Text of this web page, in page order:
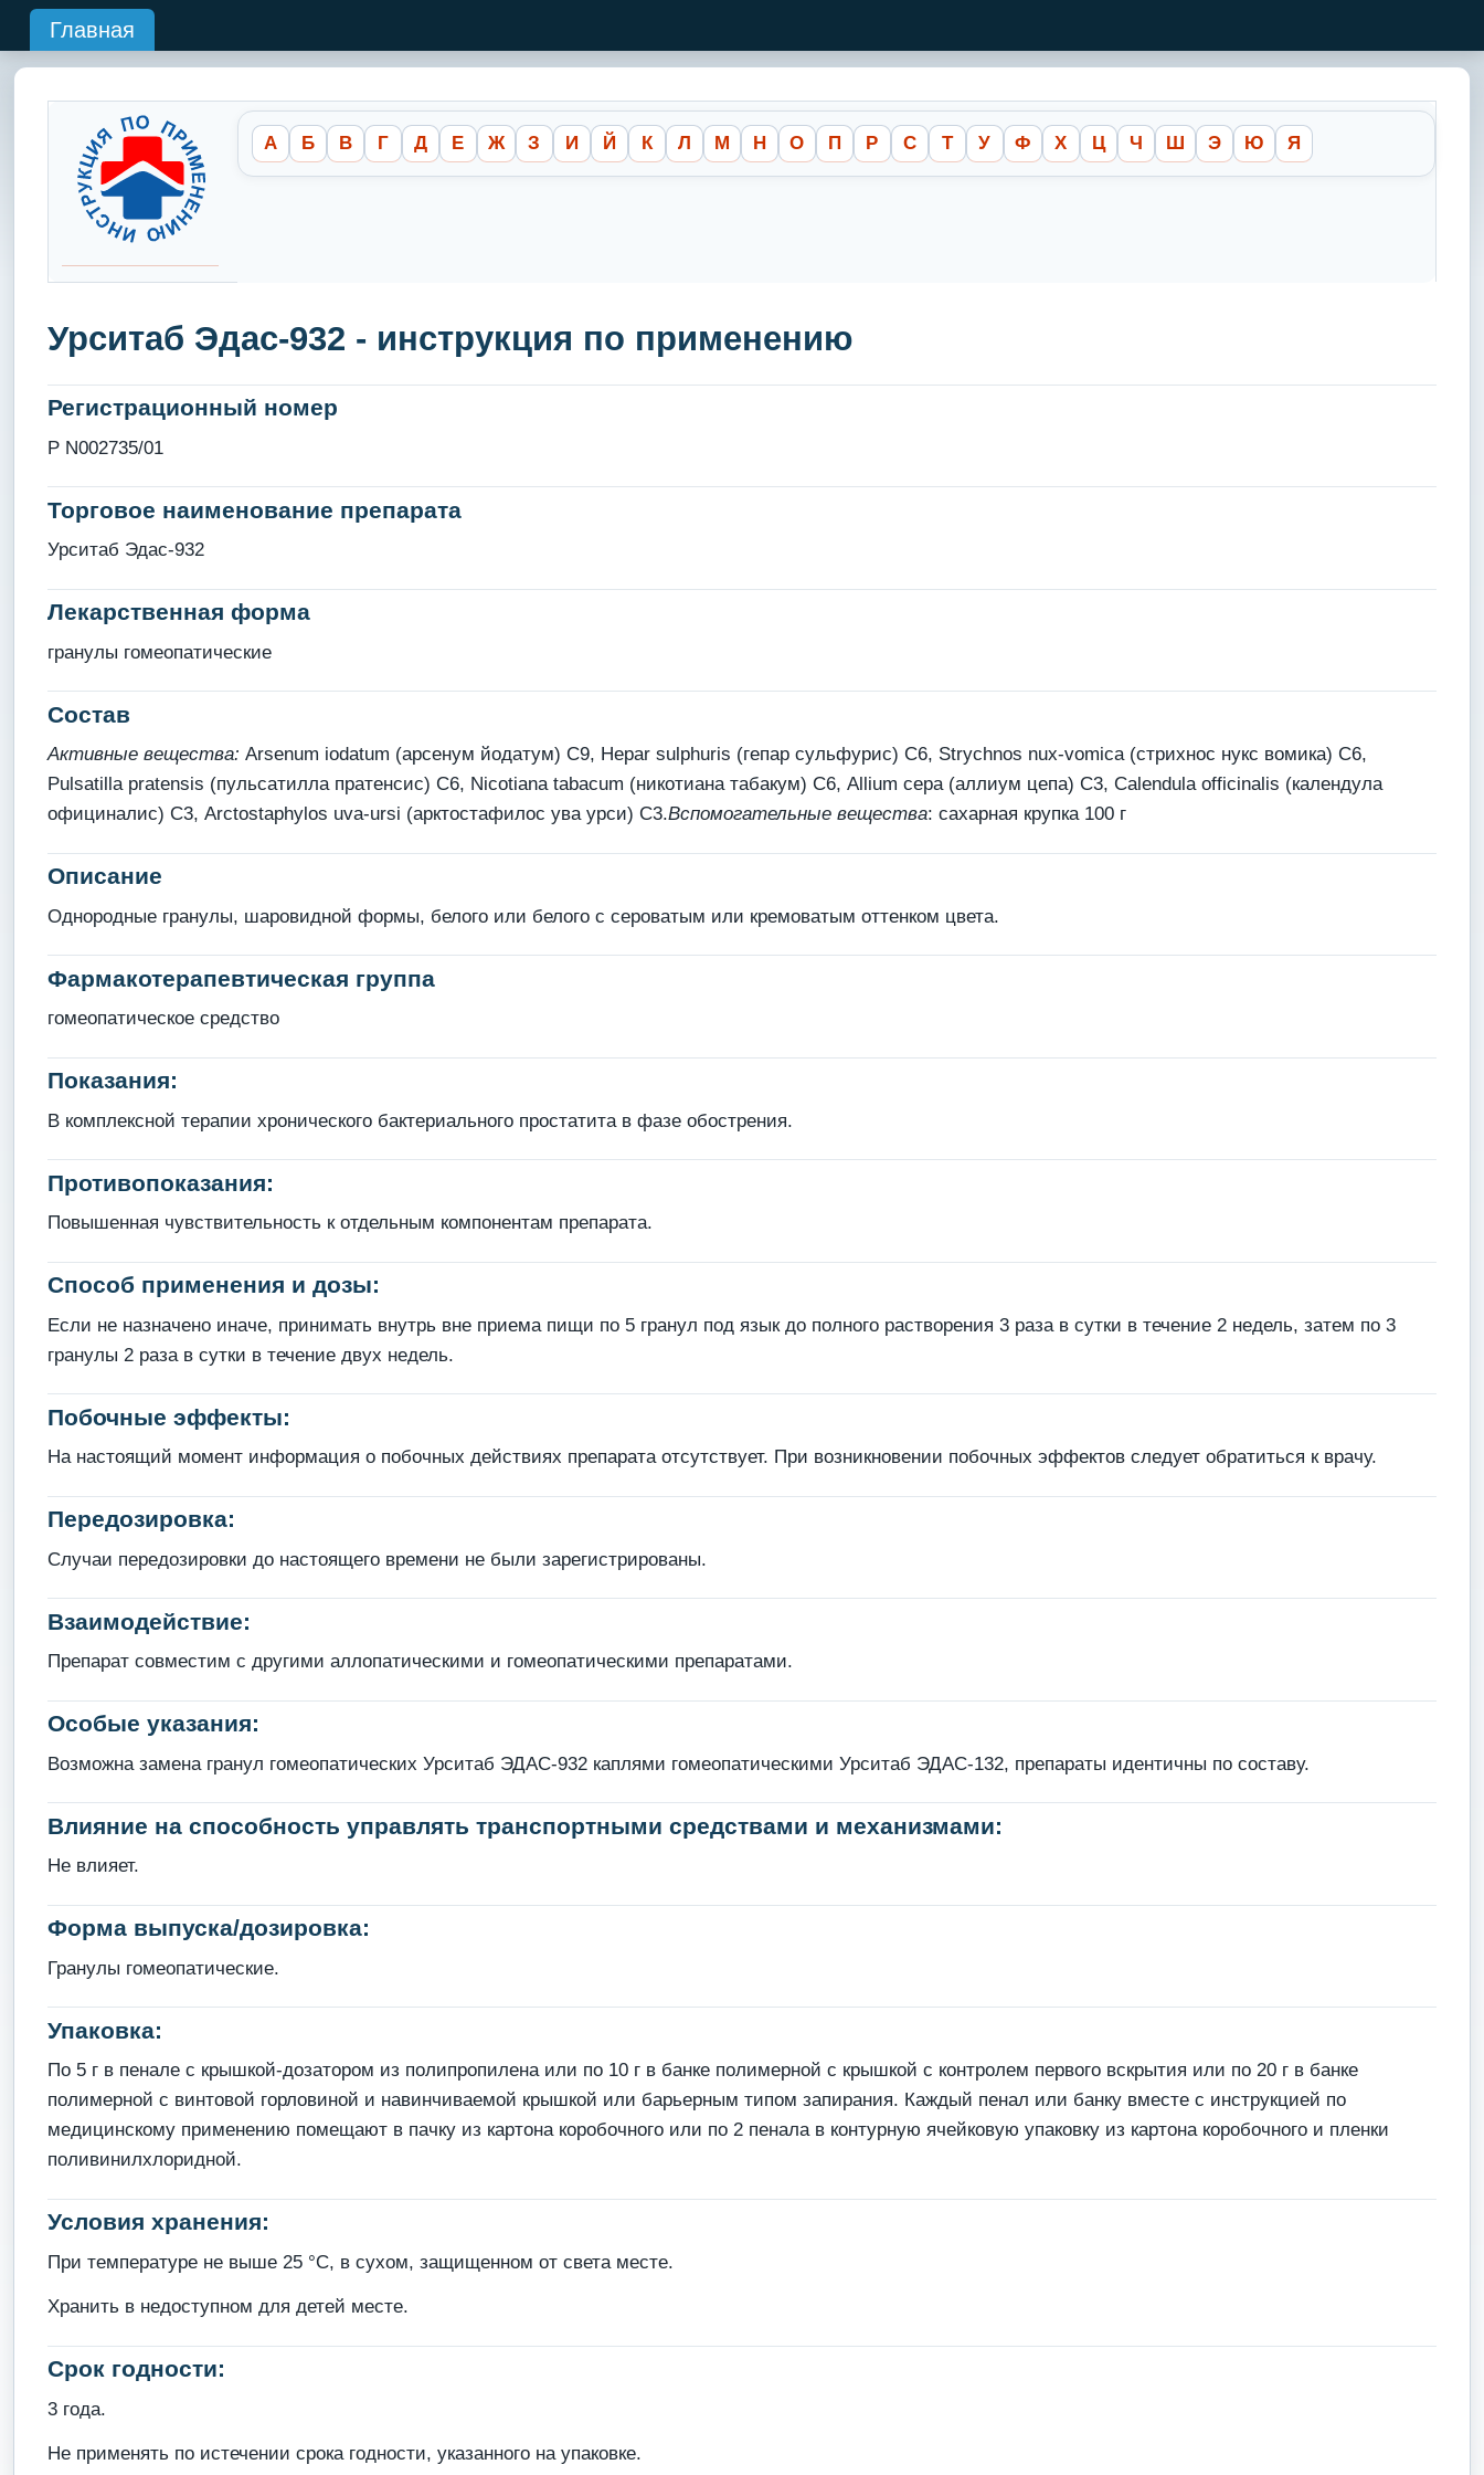
Главная
А Б В Г Д Е Ж З И Й К Л М Н О П Р С Т У Ф Х Ц Ч Ш Э Ю Я
Урситаб Эдас-932 - инструкция по применению
Регистрационный номер
Р N002735/01
Торговое наименование препарата
Урситаб Эдас-932
Лекарственная форма
гранулы гомеопатические
Состав
Активные вещества: Arsenum iodatum (арсенум йодатум) С9, Hepar sulphuris (гепар сульфурис) С6, Strychnos nux-vomica (стрихнос нукс вомика) С6,
Pulsatilla pratensis (пульсатилла пратенсис) С6, Nicotiana tabacum (никотиана табакум) С6, Allium сера (аллиум цепа) С3, Calendula officinalis (календула
официналис) С3, Arctostaphylos uva-ursi (арктостафилос ува урси) С3.Вспомогательные вещества: сахарная крупка 100 г
Описание
Однородные гранулы, шаровидной формы, белого или белого с сероватым или кремоватым оттенком цвета.
Фармакотерапевтическая группа
гомеопатическое средство
Показания:
В комплексной терапии хронического бактериального простатита в фазе обострения.
Противопоказания:
Повышенная чувствительность к отдельным компонентам препарата.
Способ применения и дозы:
Если не назначено иначе, принимать внутрь вне приема пищи по 5 гранул под язык до полного растворения 3 раза в сутки в течение 2 недель, затем по 3
гранулы 2 раза в сутки в течение двух недель.
Побочные эффекты:
На настоящий момент информация о побочных действиях препарата отсутствует. При возникновении побочных эффектов следует обратиться к врачу.
Передозировка:
Случаи передозировки до настоящего времени не были зарегистрированы.
Взаимодействие:
Препарат совместим с другими аллопатическими и гомеопатическими препаратами.
Особые указания:
Возможна замена гранул гомеопатических Урситаб ЭДАС-932 каплями гомеопатическими Урситаб ЭДАС-132, препараты идентичны по составу.
Влияние на способность управлять транспортными средствами и механизмами:
Не влияет.
Форма выпуска/дозировка:
Гранулы гомеопатические.
Упаковка:
По 5 г в пенале с крышкой-дозатором из полипропилена или по 10 г в банке полимерной с крышкой с контролем первого вскрытия или по 20 г в банке
полимерной с винтовой горловиной и навинчиваемой крышкой или барьерным типом запирания. Каждый пенал или банку вместе с инструкцией по
медицинскому применению помещают в пачку из картона коробочного или по 2 пенала в контурную ячейковую упаковку из картона коробочного и пленки
поливинилхлоридной.
Условия хранения:
При температуре не выше 25 °С, в сухом, защищенном от света месте.
Хранить в недоступном для детей месте.
Срок годности:
3 года.
Не применять по истечении срока годности, указанного на упаковке.